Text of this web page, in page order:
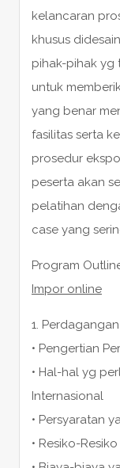
kelancaran
khusus
pihak-pihak yg
untuk
yang benar
fasilitas serta
prosedur
peserta akan
pelatihan
case yang
Program
Impor online
1.
• Pengertian
• Hal-hal yg
Internasional
• Persyaratan
• Resiko-